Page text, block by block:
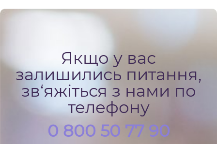
Якщо у вас
залишились питання,
зв‘яжіться з нами по
телефону
0 800 50 77 90